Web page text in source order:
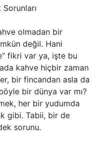
olmadan bir
değil. Hani
fikri var ya, işte bu
kahve hiçbir zaman
bir fincandan asla da
bir dünya var mı?
her bir yudumda
gibi. Tabii, bir de
sorunu.